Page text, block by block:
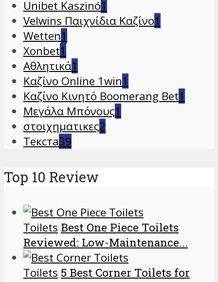
Unibet Kaszinó1
Velwins Παιχνίδια Καζίνο1
Wetten1
Xonbet1
Αθλητικά1
Καζίνο Online 1win1
Καζίνο Κινητό Boomerang Bet1
Μεγάλα Μπόνους1
στοιχηματικες2
Текста39
Top 10 Review
Toilets Best One Piece Toilets
Reviewed: Low-Maintenance...
Toilets 5 Best Corner Toilets for